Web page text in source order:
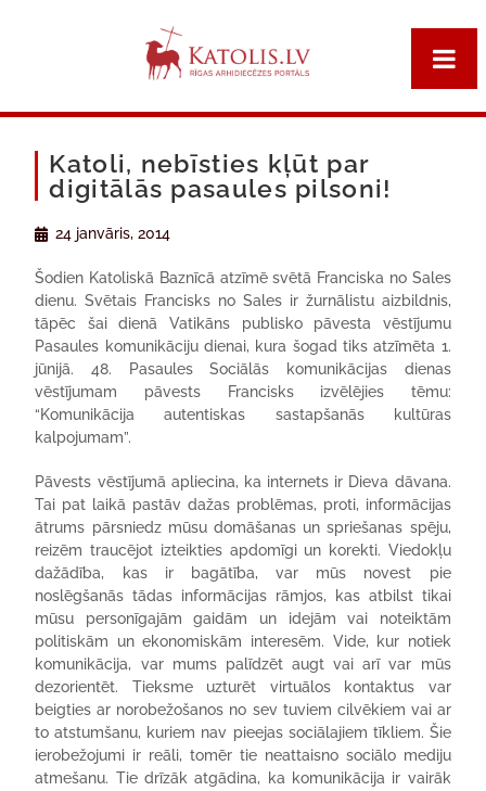
Katoli, nebīsties kļūt par
digitālās pasaules pilsoni!
24 janvāris, 2014
Šodien Katoliskā Baznīcā atzīmē svētā Franciska no Sales
dienu. Svētais Francisks no Sales ir žurnālistu aizbildnis,
tāpēc šai dienā Vatikāns publisko pāvesta vēstījumu
Pasaules komunikāciju dienai, kura šogad tiks atzīmēta 1.
jūnijā. 48. Pasaules Sociālās komunikācijas dienas
vēstījumam pāvests Francisks izvēlējies tēmu:
“Komunikācija autentiskas sastapšanās kultūras
kalpojumam”.
Pāvests vēstījumā apliecina, ka internets ir Dieva dāvana.
Tai pat laikā pastāv dažas problēmas, proti, informācijas
ātrums pārsniedz mūsu domāšanas un spriešanas spēju,
reizēm traucējot izteikties apdomīgi un korekti. Viedokļu
dažādība, kas ir bagātība, var mūs novest pie
noslēgšanās tādas informācijas rāmjos, kas atbilst tikai
mūsu personīgajām gaidām un idejām vai noteiktām
politiskām un ekonomiskām interesēm. Vide, kur notiek
komunikācija, var mums palīdzēt augt vai arī var mūs
dezorientēt. Tieksme uzturēt virtuālos kontaktus var
beigties ar norobežošanos no sev tuviem cilvēkiem vai ar
to atstumšanu, kuriem nav pieejas sociālajiem tīkliem. Šie
ierobežojumi ir reāli, tomēr tie neattaisno sociālo mediju
atmešanu. Tie drīzāk atgādina, ka komunikācija ir vairāk